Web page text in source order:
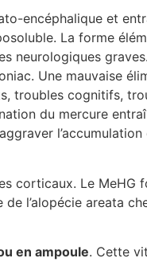
encéphalique et
La forme
neurologiques
Une mauvaise
troubles cognitifs,
du mercure
corticaux. Le MeHG
l’alopécie areata
en ampoule. Cette